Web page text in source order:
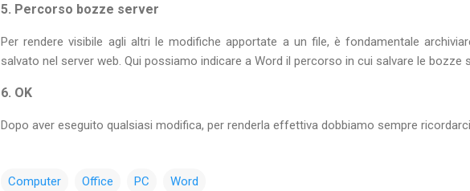
5. Percorso bozze server
Per rendere visibile agli altri le modifiche apportate a un file, è fondamentale
salvato nel server web. Qui possiamo indicare a Word il percorso in cui salvare le bozze
6. OK
Dopo aver eseguito qualsiasi modifica, per renderla effettiva dobbiamo sempre
Computer Office PC Word